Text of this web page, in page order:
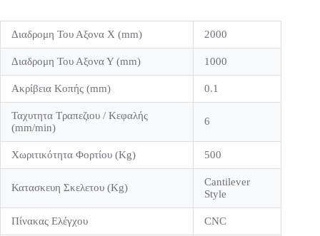
Διαδρομη Του Αξονα Χ (mm) 2000
Διαδρομη Του Αξονα Υ (mm) 1000
Ακρίβεια Κοπής (mm) 0.1
Ταχυτητα Τραπεζιου / Κεφαλής
(mm/min)
6
Χωριτικότητα Φορτίου (Kg) 500
Κατασκευη Σκελετου (Kg)
Cantilever
Style
Πίνακας Ελέγχου CNC